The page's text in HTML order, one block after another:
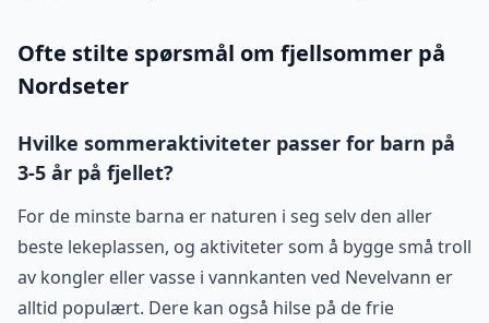
Ofte stilte spørsmål om fjellsommer på
Nordseter
Hvilke sommeraktiviteter passer for barn på
3-5 år på fjellet?
For de minste barna er naturen i seg selv den aller
beste lekeplassen, og aktiviteter som å bygge små troll
av kongler eller vasse i vannkanten ved Nevelvann er
alltid populært. Dere kan også hilse på de frie